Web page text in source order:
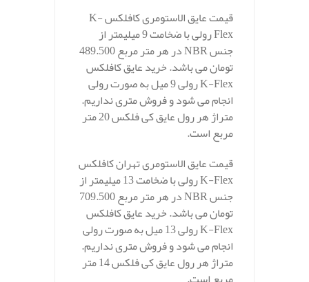
قیمت عایق الاستومری کافلکس K-
Flex رولی با ضخامت 9 میلیمتر از
جنس NBR در هر متر مربع 489.500
تومان می باشد. خرید عایق کافلکس
K-Flex رولی 9 میل به صورت رولی
انجام می شود و فروش متری نداریم.
متراژ هر رول عایق کی فلکس 20 متر
مربع است.
قیمت عایق الاستومری تهران کافلکس
K-Flex رولی با ضخامت 13 میلیمتر از
جنس NBR در هر متر مربع 709.500
تومان می باشد. خرید عایق کافلکس
K-Flex رولی 13 میل به صورت رولی
انجام می شود و فروش متری نداریم.
متراژ هر رول عایق کی فلکس 14 متر